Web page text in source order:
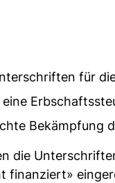
für
Bekämpfung
die
finanziert»